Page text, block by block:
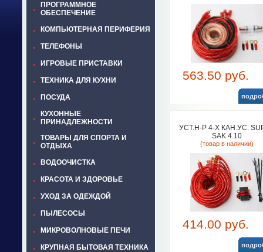
ПРОГРАММНОЕ
ОБЕСПЕЧЕНИЕ
КОМПЬЮТЕРНАЯ ПЕРИФЕРИЯ
ТЕЛЕФОНЫ
ИГРОВЫЕ ПРИСТАВКИ
ТЕХНИКА ДЛЯ КУХНИ
ПОСУДА
КУХОННЫЕ
ПРИНАДЛЕЖНОСТИ
ТОВАРЫ ДЛЯ СПОРТА И
ОТДЫХА
ВОДООЧИСТКА
КРАСОТА И ЗДОРОВЬЕ
УХОД ЗА ОДЕЖДОЙ
ПЫЛЕСОСЫ
МИКРОВОЛНОВЫЕ ПЕЧИ
КРУПНАЯ БЫТОВАЯ ТЕХНИКА
563.50 руб.
УСТ.Н-Р 4-Х КАН.УС.
SAK 4.10
(товар в наличии)
414.00 руб.